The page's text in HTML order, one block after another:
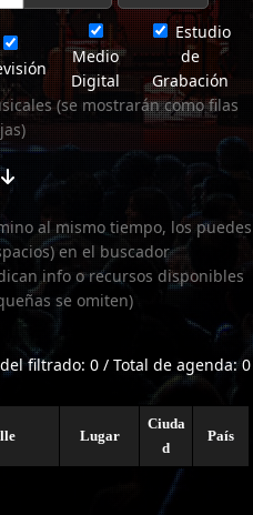
Medio
Digital
Estudio
de
Grabación
(se mostrarán como filas
al mismo tiempo, los puedes
en el buscador
info o recursos disponibles
se omiten)
filtrado: 0 / Total de agenda: 0
Lugar
Ciuda
d
País